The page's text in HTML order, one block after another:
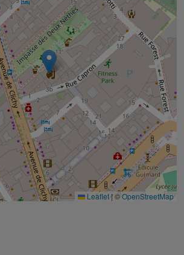
Leaflet|©OpenStreetMap